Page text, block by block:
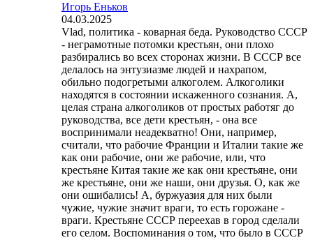
Игорь Еньков
04.03.2025
Vlad, политика - коварная беда. Руководство СССР
- неграмотные потомки крестьян, они плохо
разбирались во всех сторонах жизни. В СССР все
делалось на энтузиазме людей и нахрапом,
обильно подогретыми алкоголем. Алкоголики
находятся в состоянии искаженного сознания. А,
целая страна алкоголиков от простых работяг до
руководства, все дети крестьян, - она все
воспринимали неадекватно! Они, например,
считали, что рабочие Франции и Италии такие же
как они рабочие, они же рабочие, или, что
крестьяне Китая такие же как они крестьяне, они
же крестьяне, они же наши, они друзья. О, как же
они ошибались! А, буржуазия для них были
чужие, чужие значит враги, то есть горожане -
враги. Крестьяне СССР переехав в город сделали
его селом. Воспоминания о том, что было в СССР